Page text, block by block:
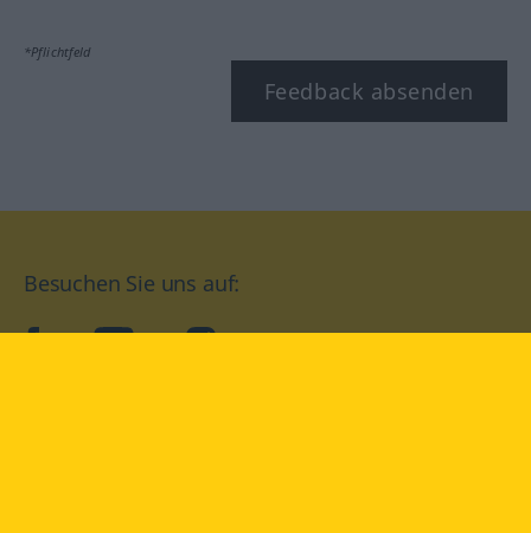
*Pflichtfeld
Feedback absenden
Besuchen Sie uns auf:
facebookYouTube Instagram